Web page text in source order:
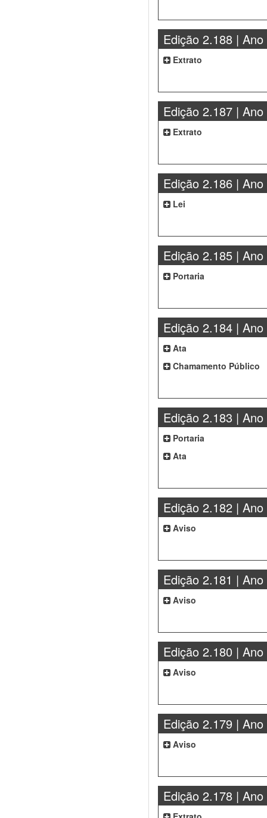
Edição 2.188 | Ano
Extrato
Edição 2.187 | Ano
Extrato
Edição 2.186 | Ano
Lei
Edição 2.185 | Ano
Portaria
Edição 2.184 | Ano
Ata
Chamamento Público
Edição 2.183 | Ano
Portaria
Ata
Edição 2.182 | Ano
Aviso
Edição 2.181 | Ano
Aviso
Edição 2.180 | Ano
Aviso
Edição 2.179 | Ano
Aviso
Edição 2.178 | Ano